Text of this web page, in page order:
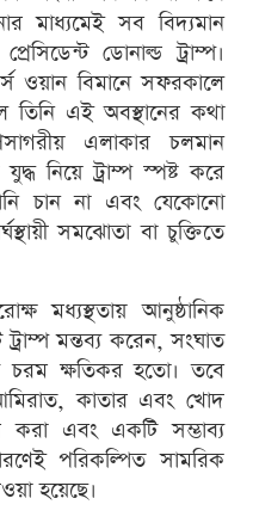
মাধ্যমেই সব বিদ্যমান
ডোনাল্ড ট্রাম্প।
ওয়ান বিমানে সফরকালে
তিনি এই অবস্থানের কথা
এলাকার চলমান
নিয়ে ট্রাম্প স্পষ্ট করে
চান না এবং যেকোনো
সমঝোতা বা চুক্তিতে
মধ্যস্থতায় আনুষ্ঠানিক
মন্তব্য করেন, সংঘাত
চরম ক্ষতিকর হতো। তবে
কাতার এবং খোদ
করা এবং একটি সম্ভাব্য
পরিকল্পিত সামরিক
হয়েছে।